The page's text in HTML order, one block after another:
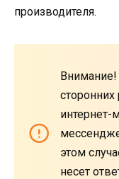
производителя.
Внимание!
сторонних
интернет-
этом
несет